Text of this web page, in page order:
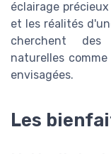
éclairage
et les réalités
cherchent des
naturelles
envisagées.
Les